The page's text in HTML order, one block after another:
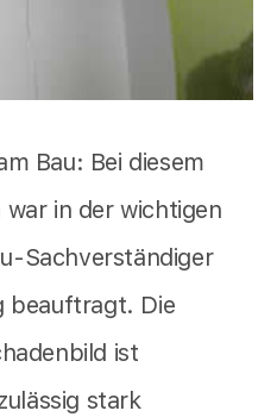
Bau: Bei diesem
war in der wichtigen
Sachverständiger
beauftragt. Die
ist
stark